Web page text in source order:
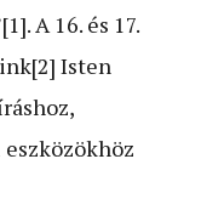
A 16. és 17.
Isten